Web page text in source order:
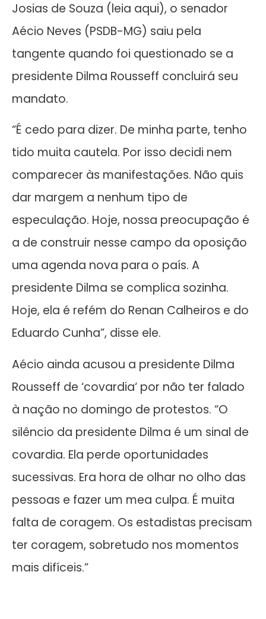
Josias de Souza (leia aqui), o senador
Aécio Neves (PSDB-MG) saiu pela
tangente quando foi questionado se a
presidente Dilma Rousseff concluirá seu
mandato.
“É cedo para dizer. De minha parte, tenho
tido muita cautela. Por isso decidi nem
comparecer às manifestações. Não quis
dar margem a nenhum tipo de
especulação. Hoje, nossa preocupação é
a de construir nesse campo da oposição
uma agenda nova para o país. A
presidente Dilma se complica sozinha.
Hoje, ela é refém do Renan Calheiros e do
Eduardo Cunha”, disse ele.
Aécio ainda acusou a presidente Dilma
Rousseff de ‘covardia‘ por não ter falado
à nação no domingo de protestos. “O
silêncio da presidente Dilma é um sinal de
covardia. Ela perde oportunidades
sucessivas. Era hora de olhar no olho das
pessoas e fazer um mea culpa. É muita
falta de coragem. Os estadistas precisam
ter coragem, sobretudo nos momentos
mais difíceis.”